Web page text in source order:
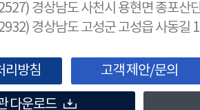
경상남도 사천시 용현면 종포산
경상남도 고성군 고성읍 사동길
리방침 고객 제안/문의
다운로드